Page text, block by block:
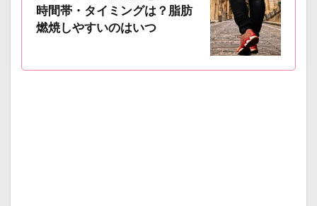
時間帯・タイミングは？脂肪
燃焼しやすいのはいつ